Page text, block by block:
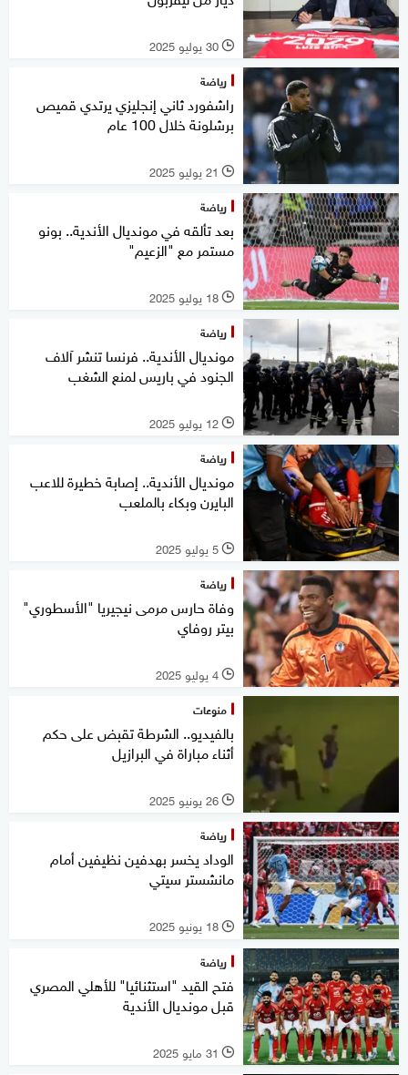
l 30 يوليو 2025
رياضة
راشفورد ثاني إنجليزي يرتدي قميص
برشلونة خلال 100 عام
l 21 يوليو 2025
رياضة
بعد تألقه في مونديال الأندية.. بونو
مستمر مع "الزعيم"
l 18 يوليو 2025
رياضة
مونديال الأندية.. فرنسا تنشر آلاف
الجنود في باريس لمنع الشغب
l 12 يوليو 2025
رياضة
مونديال الأندية.. إصابة خطيرة للاعب
البايرن وبكاء بالملعب
l 5 يوليو 2025
رياضة
وفاة حارس مرمى نيجيريا "الأسطوري"
بيتر روفاي
l 4 يوليو 2025
منوعات
بالفيديو.. الشرطة تقبض على حكم
أثناء مباراة في البرازيل
l 26 يونيو 2025
رياضة
الوداد يخسر بهدفين نظيفين أمام
مانشستر سيتي
l 18 يونيو 2025
رياضة
فتح القيد "استثنائيا" للأهلي المصري
قبل مونديال الأندية
l 31 مايو 2025